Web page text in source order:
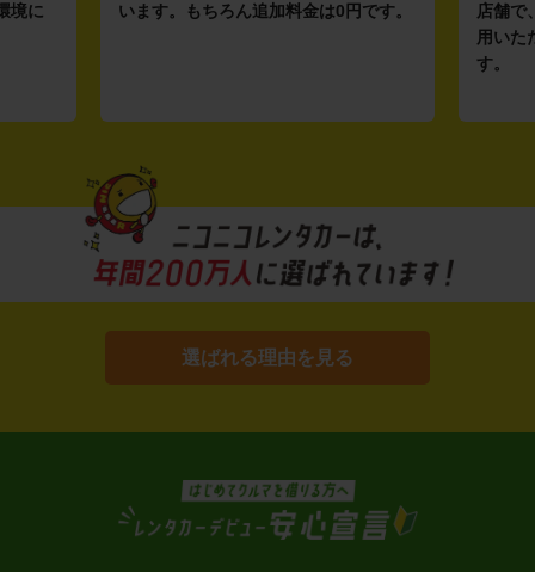
境に
います。もちろん追加料金は0円です。
店舗で
用いた
す。
選ばれる理由を見る